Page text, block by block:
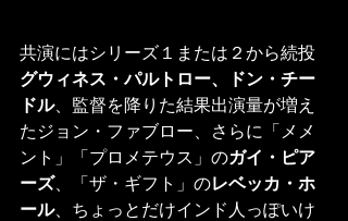
共演にはシリーズ１または２から続投
グウィネス・パルトロー、ドン・チー
ドル、監督を降りた結果出演量が増え
たジョン・ファブロー、さらに「メメ
ント」「プロメテウス」のガイ・ピア
ーズ、「ザ・ギフト」のレベッカ・ホ
ール、ちょっとだけインド人っぽいけ